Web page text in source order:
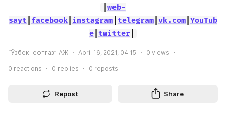
web-
sayt facebook instagram telegram vk.com YouTub
e| twitter|
“Ўзбекнефтгаз” АЖ April 16, 2021, 04:15 0 views
0 reactions 0 replies 0 reposts
Repost Share